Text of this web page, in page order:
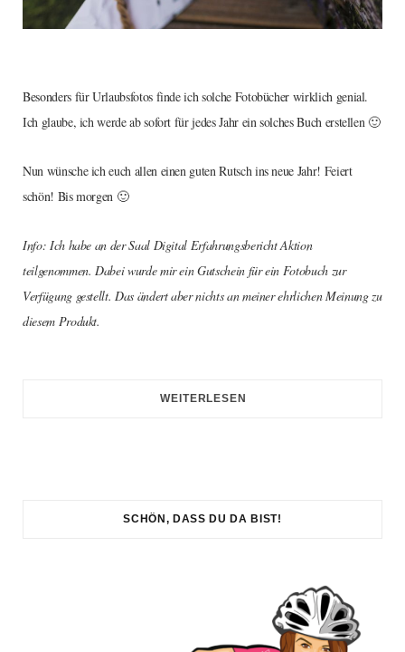
Besonders für Urlaubsfotos finde ich solche Fotobücher wirklich genial.
Ich glaube, ich werde ab sofort für jedes Jahr ein solches Buch erstellen 🙂
Nun wünsche ich euch allen einen guten Rutsch ins neue Jahr! Feiert
schön! Bis morgen 🙂
Info: Ich habe an der Saal Digital Erfahrungsbericht Aktion
teilgenommen. Dabei wurde mir ein Gutschein für ein Fotobuch zur
Verfügung gestellt. Das ändert aber nichts an meiner ehrlichen Meinung zu
diesem Produkt.
WEITERLESEN
SCHÖN, DASS DU DA BIST!